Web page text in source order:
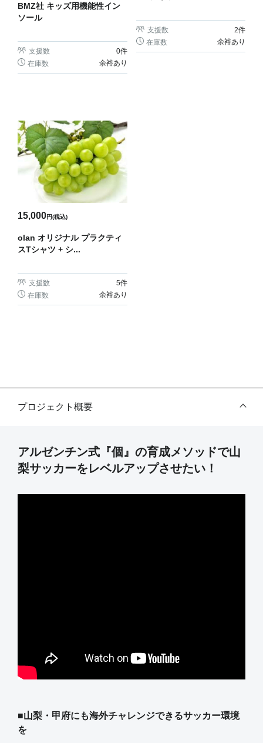
BMZ社 キッズ用機能性イン
ソール
支援数 0件
在庫数
余裕あり
支援数 2件
在庫数
余裕あり
15,000円(税込)
olan オリジナル プラクティ
スTシャツ + シ...
支援数 5件
在庫数
余裕あり
プロジェクト概要
アルゼンチン式『個』の育成メソッドで山
梨サッカーをレベルアップさせたい！
■山梨・甲府にも海外チャレンジできるサッカー環境
を